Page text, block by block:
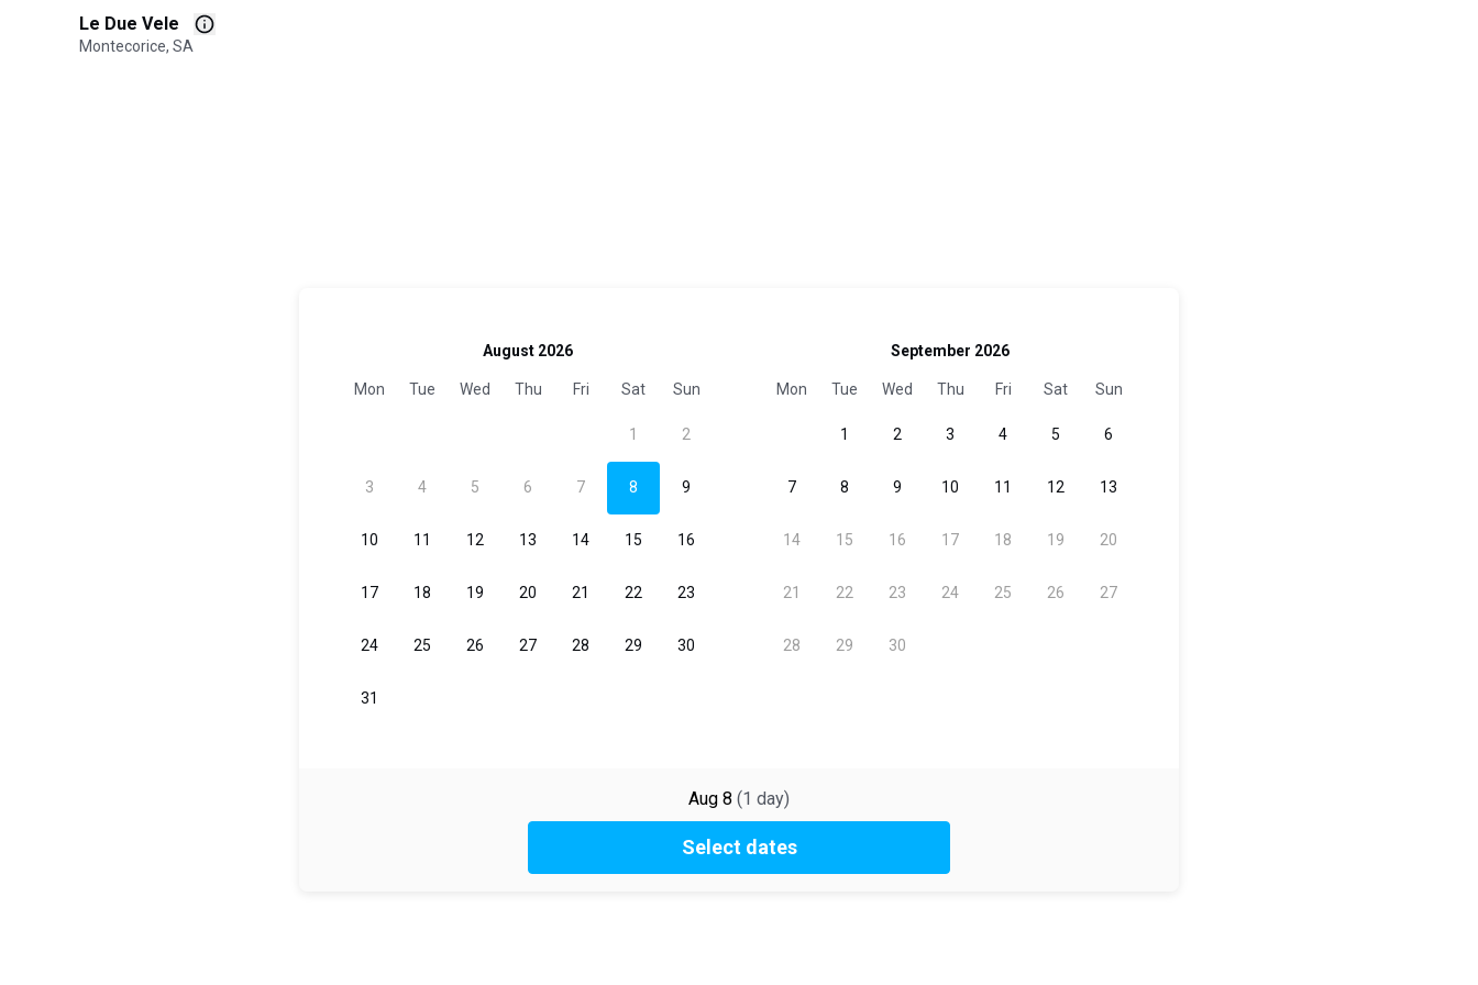
Le Due Vele
Montecorice, SA
Aug 8 (1 day)
Select dates